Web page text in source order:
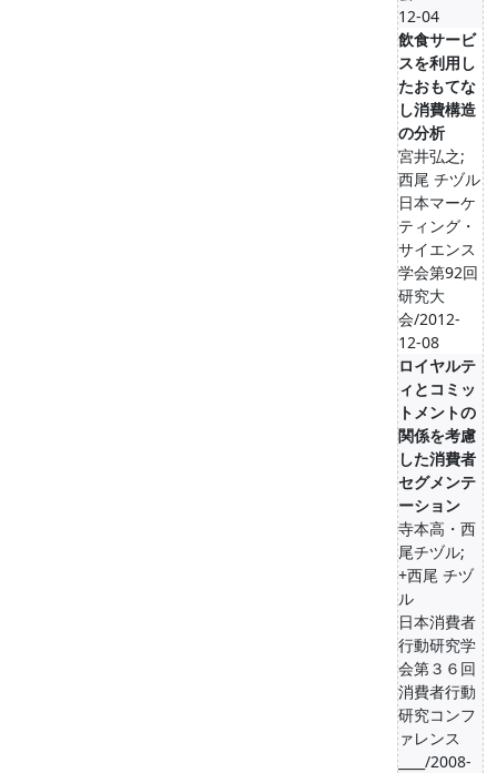
12-04
飲食サービ
スを利用し
たおもてな
し消費構造
の分析
宮井弘之;
西尾 チヅル
日本マーケ
ティング・
サイエンス
学会第92回
研究大
会/2012-
12-08
ロイヤルテ
ィとコミッ
トメントの
関係を考慮
した消費者
セグメンテ
ーション
寺本高・西
尾チヅル;
+西尾 チヅ
ル
日本消費者
行動研究学
会第３６回
消費者行動
研究コンフ
ァレンス
____/2008-